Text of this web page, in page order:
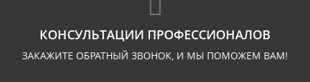
КОНСУЛЬТАЦИИ ПРОФЕССИОНАЛОВ
ЗАКАЖИТЕ ОБРАТНЫЙ ЗВОНОК, И МЫ ПОМОЖЕМ ВАМ!